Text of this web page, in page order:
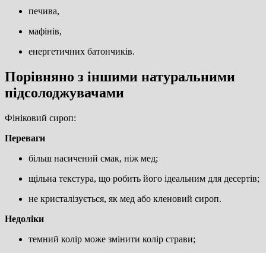
печива,
мафінів,
енергетичних батончиків.
Порівняно з іншими натуральними
підсолоджувачами
Фініковий сироп:
Переваги
більш насичений смак, ніж мед;
щільна текстура, що робить його ідеальним для десертів;
не кристалізується, як мед або кленовий сироп.
Недоліки
темний колір може змінити колір страви;